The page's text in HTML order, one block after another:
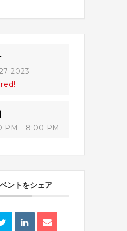
2023
PM - 8:00 PM
ントをシェア